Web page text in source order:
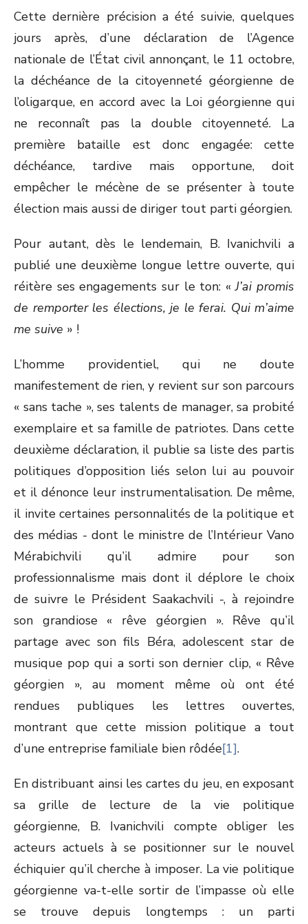
Cette dernière précision a été suivie, quelques
jours après, d’une déclaration de l’Agence
nationale de l’État civil annonçant, le 11 octobre,
la déchéance de la citoyenneté géorgienne de
l’oligarque, en accord avec la Loi géorgienne qui
ne reconnaît pas la double citoyenneté. La
première bataille est donc engagée: cette
déchéance, tardive mais opportune, doit
empêcher le mécène de se présenter à toute
élection mais aussi de diriger tout parti géorgien.
Pour autant, dès le lendemain, B. Ivanichvili a
publié une deuxième longue lettre ouverte, qui
réitère ses engagements sur le ton: «J’ai promis
de remporter les élections, je le ferai. Qui m’aime
me suive » !
L’homme providentiel, qui ne doute
manifestement de rien, y revient sur son parcours
« sans tache », ses talents de manager, sa probité
exemplaire et sa famille de patriotes. Dans cette
deuxième déclaration, il publie sa liste des partis
politiques d’opposition liés selon lui au pouvoir
et il dénonce leur instrumentalisation. De même,
il invite certaines personnalités de la politique et
des médias - dont le ministre de l’Intérieur Vano
Mérabichvili qu’il admire pour son
professionnalisme mais dont il déplore le choix
de suivre le Président Saakachvili -, à rejoindre
son grandiose « rêve géorgien ». Rêve qu’il
partage avec son fils Béra, adolescent star de
musique pop qui a sorti son dernier clip, « Rêve
géorgien », au moment même où ont été
rendues publiques les lettres ouvertes,
montrant que cette mission politique a tout
d’une entreprise familiale bien rôdée[1].
En distribuant ainsi les cartes du jeu, en exposant
sa grille de lecture de la vie politique
géorgienne, B. Ivanichvili compte obliger les
acteurs actuels à se positionner sur le nouvel
échiquier qu’il cherche à imposer. La vie politique
géorgienne va-t-elle sortir de l’impasse où elle
se trouve depuis longtemps : un parti